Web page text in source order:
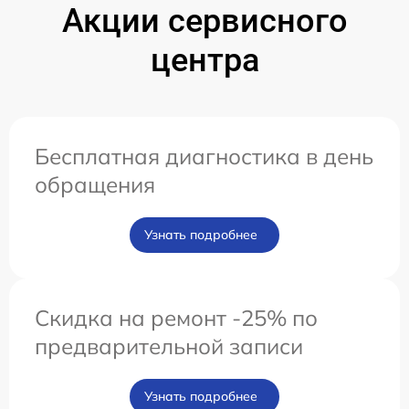
Акции сервисного
центра
Бесплатная диагностика в день
обращения
Узнать подробнее
Скидка на ремонт -25% по
предварительной записи
Узнать подробнее